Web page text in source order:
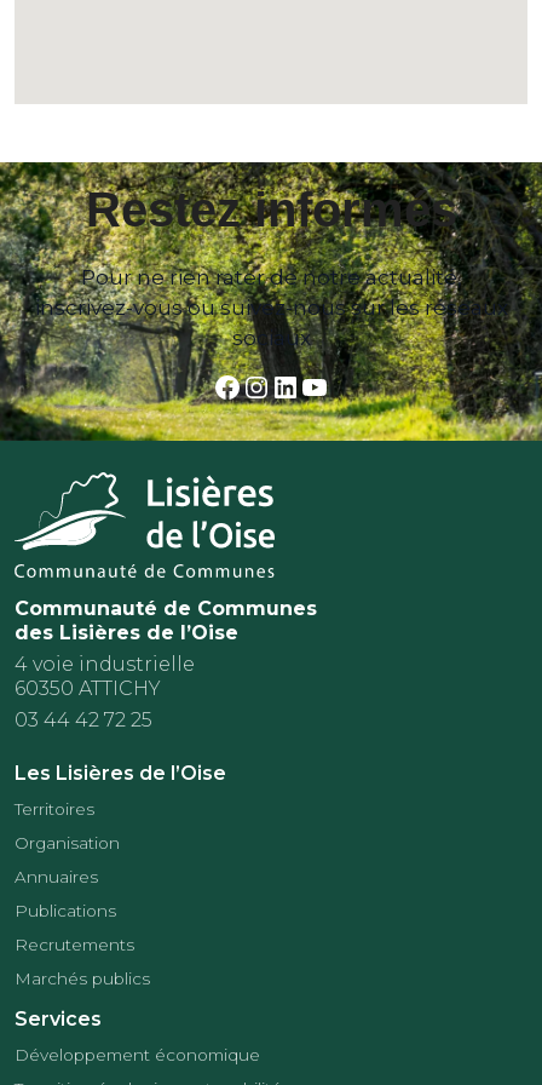
Restez informés
Pour ne rien rater de notre actualité,
inscrivez-vous ou suivez-nous sur les réseaux
sociaux
Facebook
Instagram
LinkedIn
YouTube
Communauté de Communes
des Lisières de l’Oise
4 voie industrielle
60350 ATTICHY
03 44 42 72 25
Les Lisières de l’Oise
Territoires
Organisation
Annuaires
Publications
Recrutements
Marchés publics
Services
Développement économique